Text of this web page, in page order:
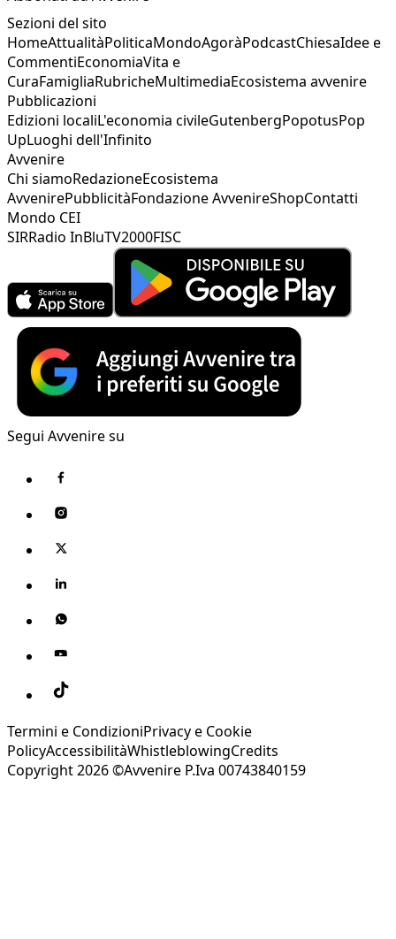
Sezioni del sito
HomeAttualitàPoliticaMondoAgoràPodcastChiesaIdee e
CommentiEconomiaVita e
CuraFamigliaRubricheMultimediaEcosistema avvenire
Pubblicazioni
Edizioni localiL'economia civileGutenbergPopotusPop
UpLuoghi dell'Infinito
Avvenire
Chi siamoRedazioneEcosistema
AvvenirePubblicitàFondazione AvvenireShopContatti
Mondo CEI
SIRRadio InBluTV2000FISC
Segui Avvenire su
Termini e CondizioniPrivacy e Cookie
PolicyAccessibilitàWhistleblowingCredits
Copyright 2026 ©Avvenire P.Iva 00743840159